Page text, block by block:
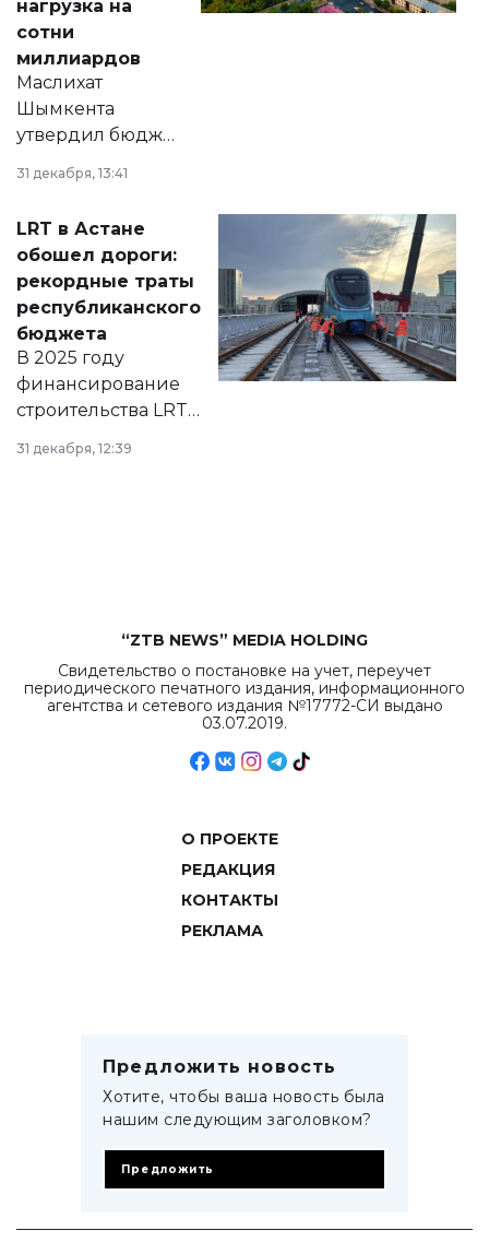
нагрузка на
сотни
миллиардов
Маслихат
Шымкента
утвердил бюджет
города на 2026–
2028 годы.
документ
появился в базе
нормативных
правовых актов и
на сайте маслихат
города.
31 декабря, 13:41
LRT в Астане
обошел дороги:
рекордные траты
республиканского
бюджета
В 2025 году
финансирование
строительства LRT
в Астане из
республиканского
31 декабря, 12:39
“ZTB NEWS” MEDIA HOLDING
Свидетельство о постановке на учет, переучет
периодического печатного издания, информационного
агентства и сетевого издания №17772-СИ выдано
03.07.2019.
О ПРОЕКТЕ
РЕДАКЦИЯ
КОНТАКТЫ
РЕКЛАМА
Предложить новость
Хотите, чтобы ваша новость была
нашим следующим заголовком?
Предложить